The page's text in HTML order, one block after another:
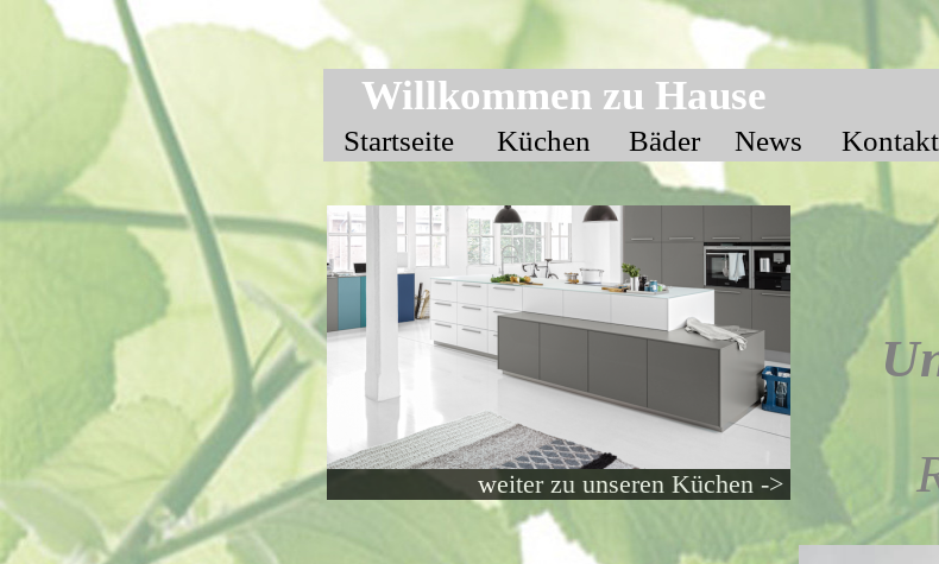
Willkommen zu Hause
Startseite Küchen Bäder News Kontakt
weiter zu unseren Küchen ->